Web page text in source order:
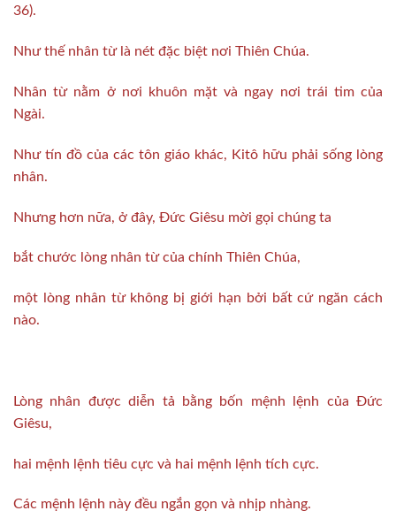
36).
Như thế nhân từ là nét đặc biệt nơi Thiên Chúa.
Nhân từ nằm ở nơi khuôn mặt và ngay nơi trái tim của
Ngài.
Như tín đồ của các tôn giáo khác, Kitô hữu phải sống lòng
nhân.
Nhưng hơn nữa, ở đây, Đức Giêsu mời gọi chúng ta
bắt chước lòng nhân từ của chính Thiên Chúa,
một lòng nhân từ không bị giới hạn bởi bất cứ ngăn cách
nào.
Lòng nhân được diễn tả bằng bốn mệnh lệnh của Đức
Giêsu,
hai mệnh lệnh tiêu cực và hai mệnh lệnh tích cực.
Các mệnh lệnh này đều ngắn gọn và nhịp nhàng.